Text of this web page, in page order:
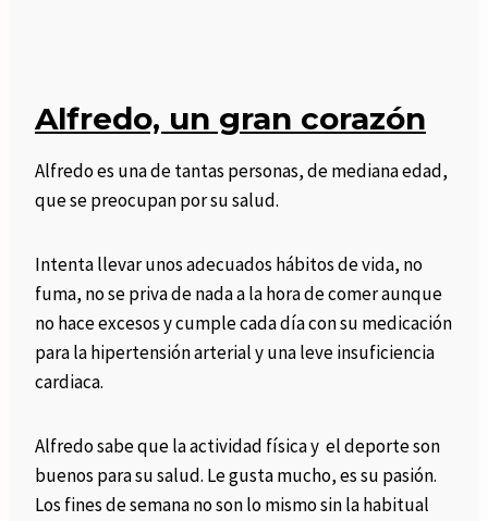
Alfredo, un gran corazón
Alfredo es una de tantas personas, de mediana edad,
que se preocupan por su salud.
Intenta llevar unos adecuados hábitos de vida, no
fuma, no se priva de nada a la hora de comer aunque
no hace excesos y cumple cada día con su medicación
para la hipertensión arterial y una leve insuficiencia
cardiaca.
Alfredo sabe que la actividad física y el deporte son
buenos para su salud. Le gusta mucho, es su pasión.
Los fines de semana no son lo mismo sin la habitual